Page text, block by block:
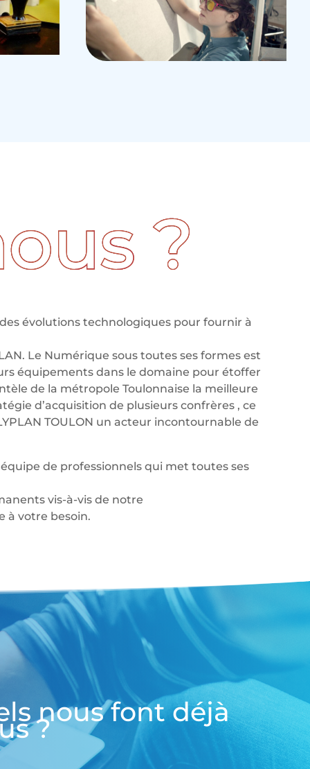
évolutions technologiques pour fournir à
Le Numérique sous toutes ses formes est
équipements dans le domaine pour étoffer
de la métropole Toulonnaise la meilleure
d’acquisition de plusieurs confrères , ce
TOULON un acteur incontournable de
de professionnels qui met toutes ses
vis-à-vis de notre
à votre besoin.
nous font déjà
?